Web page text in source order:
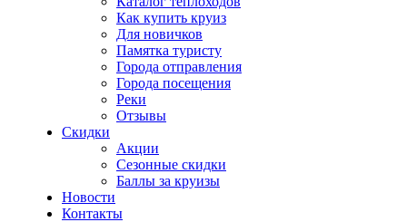
Как купить круиз
Для новичков
Памятка туристу
Города отправления
Города посещения
Реки
Отзывы
Скидки
Акции
Сезонные скидки
Баллы за круизы
Новости
Контакты